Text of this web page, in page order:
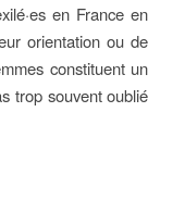
en France en
orientation ou de
constituent un
trop souvent oublié